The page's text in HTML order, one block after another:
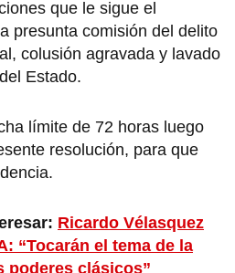
que le sigue el
presunta comisión del delito
colusión agravada y lavado
Estado.
límite de 72 horas luego
resolución, para que
Ricardo Vélasquez
“Tocarán el tema de la
poderes clásicos”